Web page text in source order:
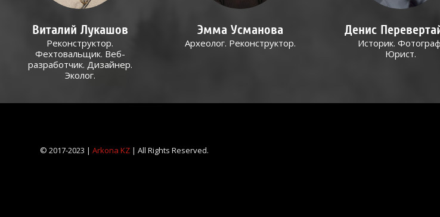
Виталий Лукашов
Реконструктор.
Фехтовальщик. Веб-
разработчик. Дизайнер.
Эколог.
Эмма Усманова
Археолог. Реконструктор.
Денис
Историк.
Юрист.
© 2017-2023 |Arkona KZ | All Rights Reserved.